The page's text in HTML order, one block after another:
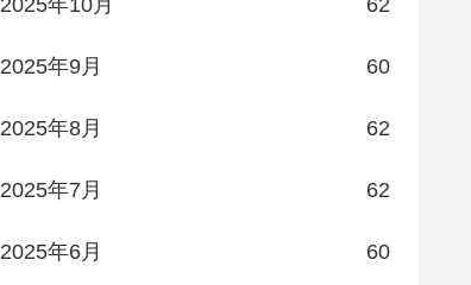
2025年9月 60
2025年8月 62
2025年7月 62
2025年6月 60